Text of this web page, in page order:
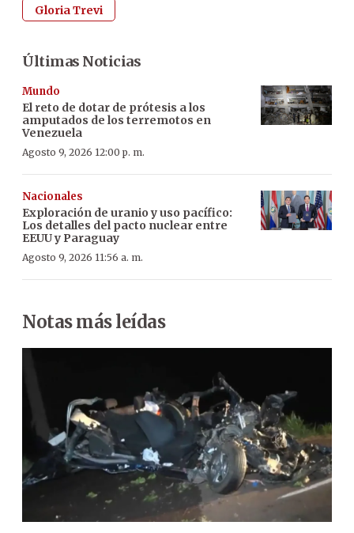
Gloria Trevi
Últimas Noticias
Mundo
El reto de dotar de prótesis a los
amputados de los terremotos en
Venezuela
Agosto 9, 2026 12:00 p. m.
Nacionales
Exploración de uranio y uso pacífico:
Los detalles del pacto nuclear entre
EEUU y Paraguay
Agosto 9, 2026 11:56 a. m.
Notas más leídas